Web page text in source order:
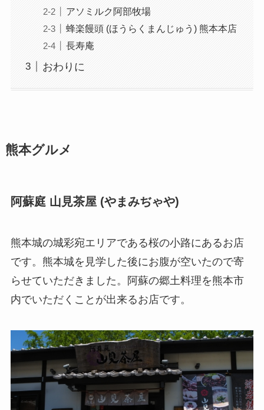
アソミルク阿部牧場
蜂楽饅頭 (ほうらくまんじゅう) 熊本本店
長寿庵
おわりに
熊本グルメ
阿蘇庭 山見茶屋 (やまみぢゃや)
熊本城の城彩宛エリアである桜の小路にあるお店
です。熊本城を見学した後にお腹が空いたので寄
らせていただきました。阿蘇の郷土料理を熊本市
内でいただくことが出来るお店です。